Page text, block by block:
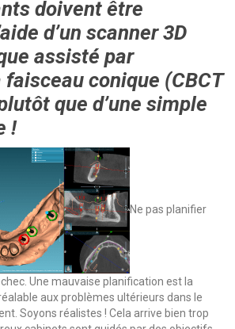
doivent être
d’un scanner 3D
assisté par
conique (CBCT
que d’une simple
!
Ne pas planifier
Une mauvaise planification est la
aux problèmes ultérieurs dans le
Soyons réalistes ! Cela arrive bien trop